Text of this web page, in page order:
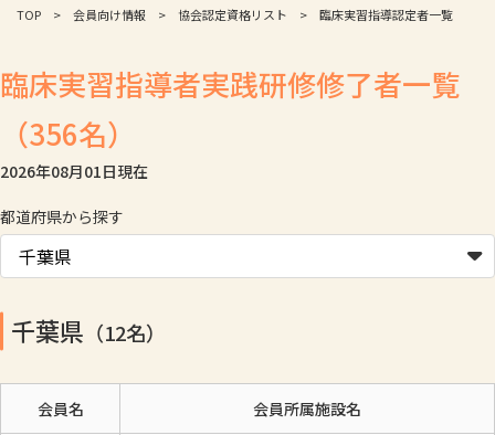
TOP 会員向け情報 協会認定資格リスト 臨床実習指導認定者一覧
臨床実習指導者実践研修修了者一覧
（356名）
2026年08月01日現在
都道府県から探す
千葉県 （12名）
会員名 会員所属施設名